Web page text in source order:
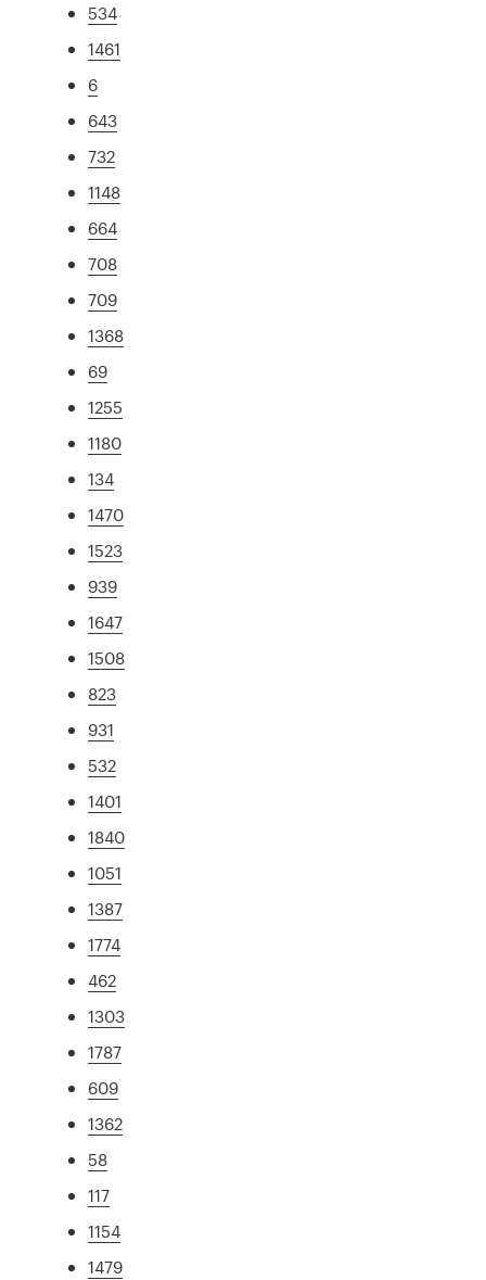
534
1461
6
643
732
1148
664
708
709
1368
69
1255
1180
134
1470
1523
939
1647
1508
823
931
532
1401
1840
1051
1387
1774
462
1303
1787
609
1362
58
117
1154
1479